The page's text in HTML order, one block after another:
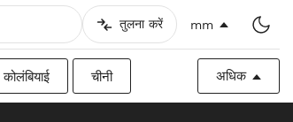
तुलना करें mm
कोलंबियाई चीनी अधिक